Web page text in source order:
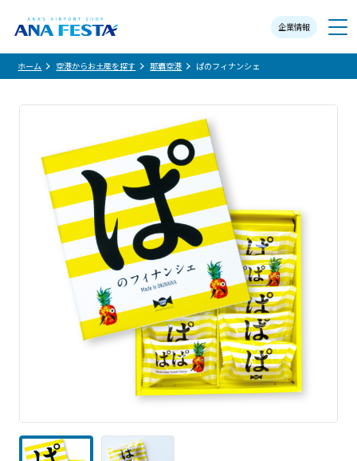
企業情報
メニュー
ホーム 空港からお土産を探す 那覇空港 ぱのフィナンシェ